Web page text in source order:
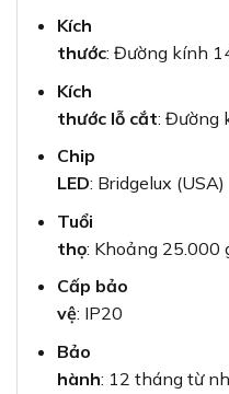
Kích
thước: Đường kính
Kích
thước lỗ cắt: Đường
Chip
LED: Bridgelux (USA)
Tuổi
thọ: Khoảng 25.000
Cấp bảo
vệ: IP20
Bảo
hành: 12 tháng từ